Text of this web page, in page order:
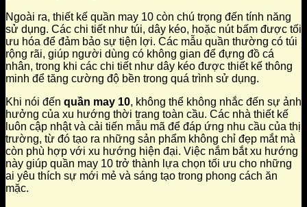
Ngoài ra, thiết kế quần may 10 còn chú trọng đến tính năng
sử dụng. Các chi tiết như túi, dây kéo, hoặc nút bấm được tối
ưu hóa để đảm bảo sự tiện lợi. Các mẫu quần thường có túi
rộng rãi, giúp người dùng có không gian để đựng đồ cá
nhân, trong khi các chi tiết như dây kéo được thiết kế thông
minh để tăng cường độ bền trong quá trình sử dụng.
Khi nói đến quần may 10, không thể không nhắc đến sự ảnh
hưởng của xu hướng thời trang toàn cầu. Các nhà thiết kế
luôn cập nhật và cải tiến mẫu mã để đáp ứng nhu cầu của thị
trường, từ đó tạo ra những sản phẩm không chỉ đẹp mắt mà
còn phù hợp với xu hướng hiện đại. Việc nắm bắt xu hướng
này giúp quần may 10 trở thành lựa chọn tối ưu cho những
ai yêu thích sự mới mẻ và sáng tạo trong phong cách ăn
mặc.